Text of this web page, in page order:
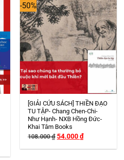
-50%
Hết hàng
[GIẢI CỨU SÁCH] THIỀN ĐẠO
TU TẬP- Chang Chen-Chi-
Như Hạnh- NXB Hồng Đức-
Khai Tâm Books
108.000₫ Giá
gốc
là:
54.000₫Giá
hiện
tại